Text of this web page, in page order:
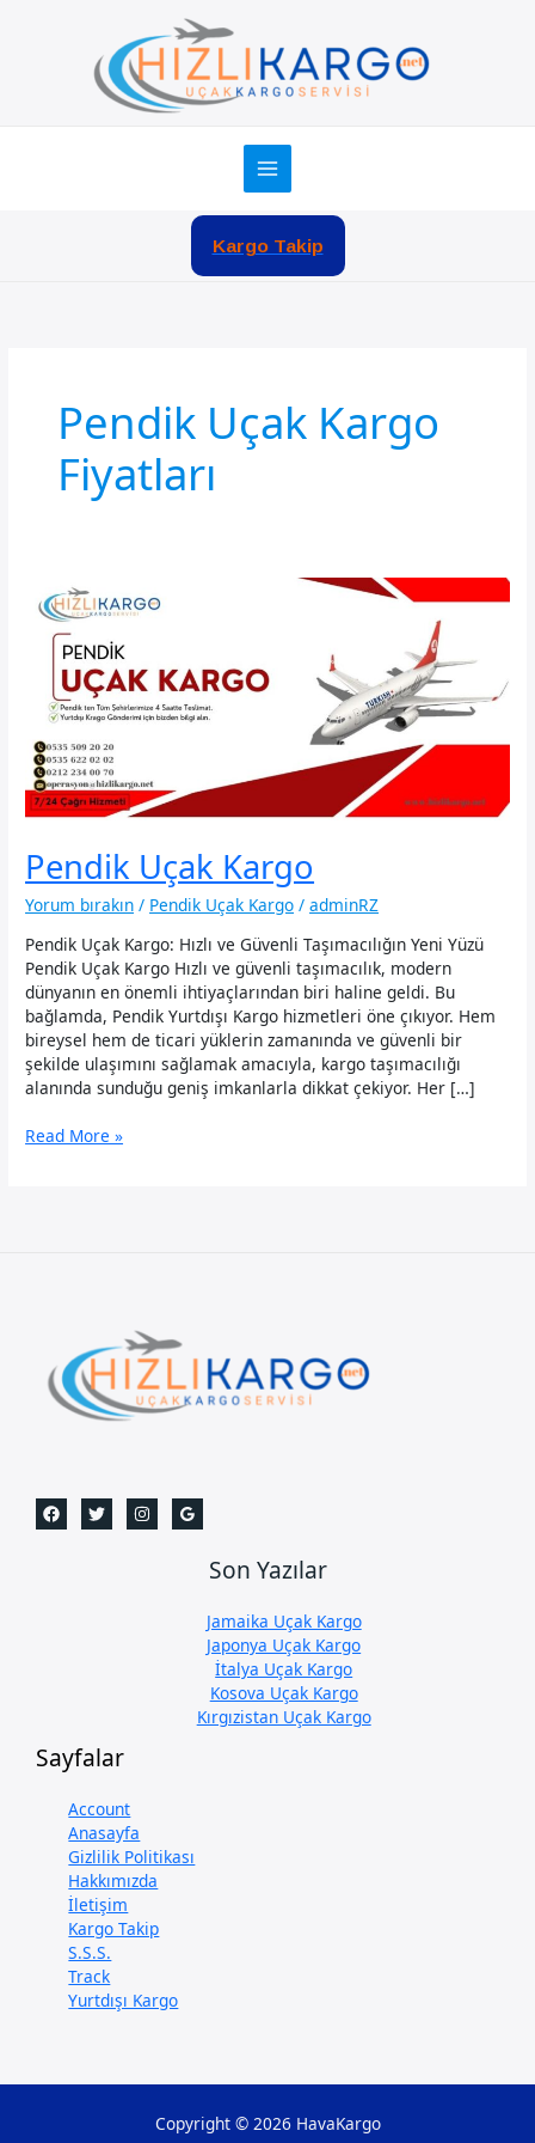
Kargo Takip
Pendik Uçak Kargo
Fiyatları
Pendik Uçak Kargo
Yorum bırakın / Pendik Uçak Kargo /adminRZ
Pendik Uçak Kargo: Hızlı ve Güvenli Taşımacılığın Yeni Yüzü
Pendik Uçak Kargo Hızlı ve güvenli taşımacılık, modern
dünyanın en önemli ihtiyaçlarından biri haline geldi. Bu
bağlamda, Pendik Yurtdışı Kargo hizmetleri öne çıkıyor. Hem
bireysel hem de ticari yüklerin zamanında ve güvenli bir
şekilde ulaşımını sağlamak amacıyla, kargo taşımacılığı
alanında sunduğu geniş imkanlarla dikkat çekiyor. Her […]
Pendik
Read More »
Son Yazılar
Jamaika Uçak Kargo
Japonya Uçak Kargo
İtalya Uçak Kargo
Kosova Uçak Kargo
Kırgızistan Uçak Kargo
Sayfalar
Account
Anasayfa
Gizlilik Politikası
Hakkımızda
İletişim
Kargo Takip
S.S.S.
Track
Yurtdışı Kargo
Copyright © 2026 HavaKargo